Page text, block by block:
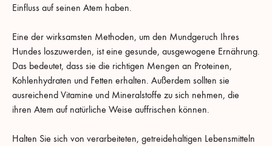
Einfluss auf seinen Atem haben.
Eine der wirksamsten Methoden, um den Mundgeruch Ihres
Hundes loszuwerden, ist eine gesunde, ausgewogene Ernährung.
Das bedeutet, dass sie die richtigen Mengen an Proteinen,
Kohlenhydraten und Fetten erhalten. Außerdem sollten sie
ausreichend Vitamine und Mineralstoffe zu sich nehmen, die
ihren Atem auf natürliche Weise auffrischen können.
Halten Sie sich von verarbeiteten, getreidehaltigen Lebensmitteln